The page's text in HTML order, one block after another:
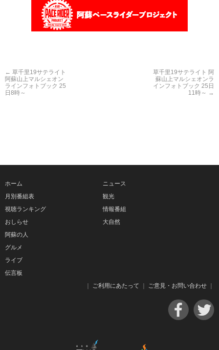
← 草千里19サテライト
阿蘇山上マルシェオン
ラインフォトブック 25
日8時～
草千里19サテライト 阿
蘇山上マルシェオンラ
インフォトブック 25日
11時～ →
ホーム
月別番組表
視聴ランキング
おしらせ
ニュース
観光
情報番組
大自然
阿蘇の人
グルメ
ライブ
伝言板
ご利用にあたって ご意見・お問い合わせ